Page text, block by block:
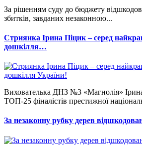
За рішенням суду до бюджету
збитків, завданих незаконною...
Стриянка Ірина Піцик – серед
дошкілля…
Вихователька ДНЗ №3 «Магнолія»
ТОП-25 фіналістів престижної
За незаконну рубку дерев